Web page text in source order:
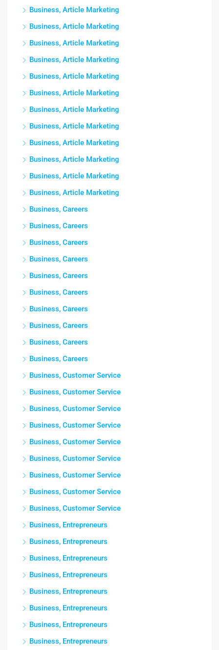
Business, Article Marketing
Business, Article Marketing
Business, Article Marketing
Business, Article Marketing
Business, Article Marketing
Business, Article Marketing
Business, Article Marketing
Business, Article Marketing
Business, Article Marketing
Business, Article Marketing
Business, Article Marketing
Business, Article Marketing
Business, Careers
Business, Careers
Business, Careers
Business, Careers
Business, Careers
Business, Careers
Business, Careers
Business, Careers
Business, Careers
Business, Careers
Business, Customer Service
Business, Customer Service
Business, Customer Service
Business, Customer Service
Business, Customer Service
Business, Customer Service
Business, Customer Service
Business, Customer Service
Business, Customer Service
Business, Entrepreneurs
Business, Entrepreneurs
Business, Entrepreneurs
Business, Entrepreneurs
Business, Entrepreneurs
Business, Entrepreneurs
Business, Entrepreneurs
Business, Entrepreneurs